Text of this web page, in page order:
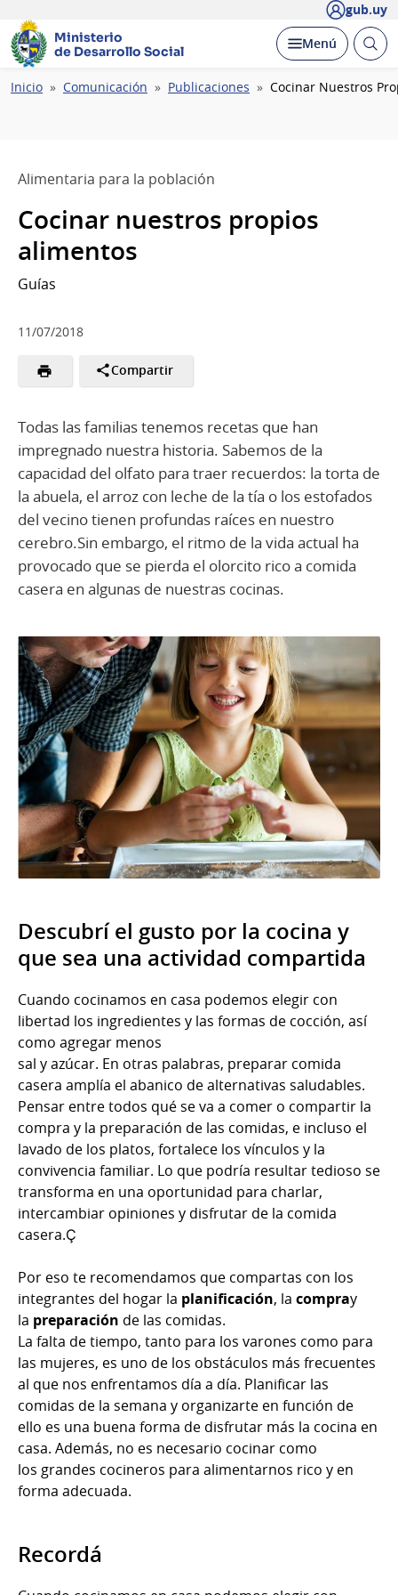
gub.uy
Ministerio
de Desarrollo Social
Desplegar
Menú Abrir
Ruta
Inicio Comunicación Publicaciones Cocinar Nuestros
Alimentaria para la población
Cocinar nuestros propios
alimentos
Guías
11/07/2018
Compartir
Todas las familias tenemos recetas que han
impregnado nuestra historia. Sabemos de la
capacidad del olfato para traer recuerdos: la torta de
la abuela, el arroz con leche de la tía o los estofados
del vecino tienen profundas raíces en nuestro
cerebro.Sin embargo, el ritmo de la vida actual ha
provocado que se pierda el olorcito rico a comida
casera en algunas de nuestras cocinas.
Descubrí el gusto por la cocina y
que sea una actividad compartida
Cuando cocinamos en casa podemos elegir con
libertad los ingredientes y las formas de cocción, así
como agregar menos
sal y azúcar. En otras palabras, preparar comida
casera amplía el abanico de alternativas saludables.
Pensar entre todos qué se va a comer o compartir la
compra y la preparación de las comidas, e incluso el
lavado de los platos, fortalece los vínculos y la
convivencia familiar. Lo que podría resultar tedioso se
transforma en una oportunidad para charlar,
intercambiar opiniones y disfrutar de la comida
casera.Ç
Por eso te recomendamos que compartas con los
integrantes del hogar la planificación, la compray
la preparación de las comidas.
La falta de tiempo, tanto para los varones como para
las mujeres, es uno de los obstáculos más frecuentes
al que nos enfrentamos día a día. Planificar las
comidas de la semana y organizarte en función de
ello es una buena forma de disfrutar más la cocina en
casa. Además, no es necesario cocinar como
los grandes cocineros para alimentarnos rico y en
forma adecuada.
Recordá